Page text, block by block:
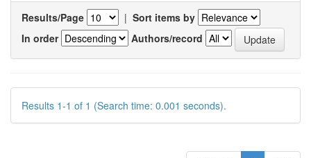
Results/Page | Sort items by
In order
Authors/record
Results 1-1 of 1 (Search time: 0.001 seconds).